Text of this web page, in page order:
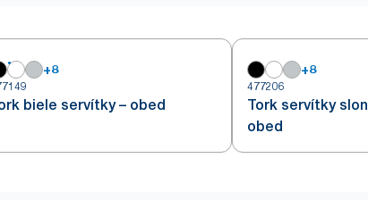
+8
biele servítky – obed
+8
477206
Tork servítky
obed